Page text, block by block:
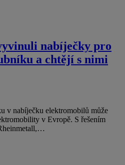
nabíječky pro
a chtějí s nimi
v nabíječku elektromobilů může
v Evropě. S řešením